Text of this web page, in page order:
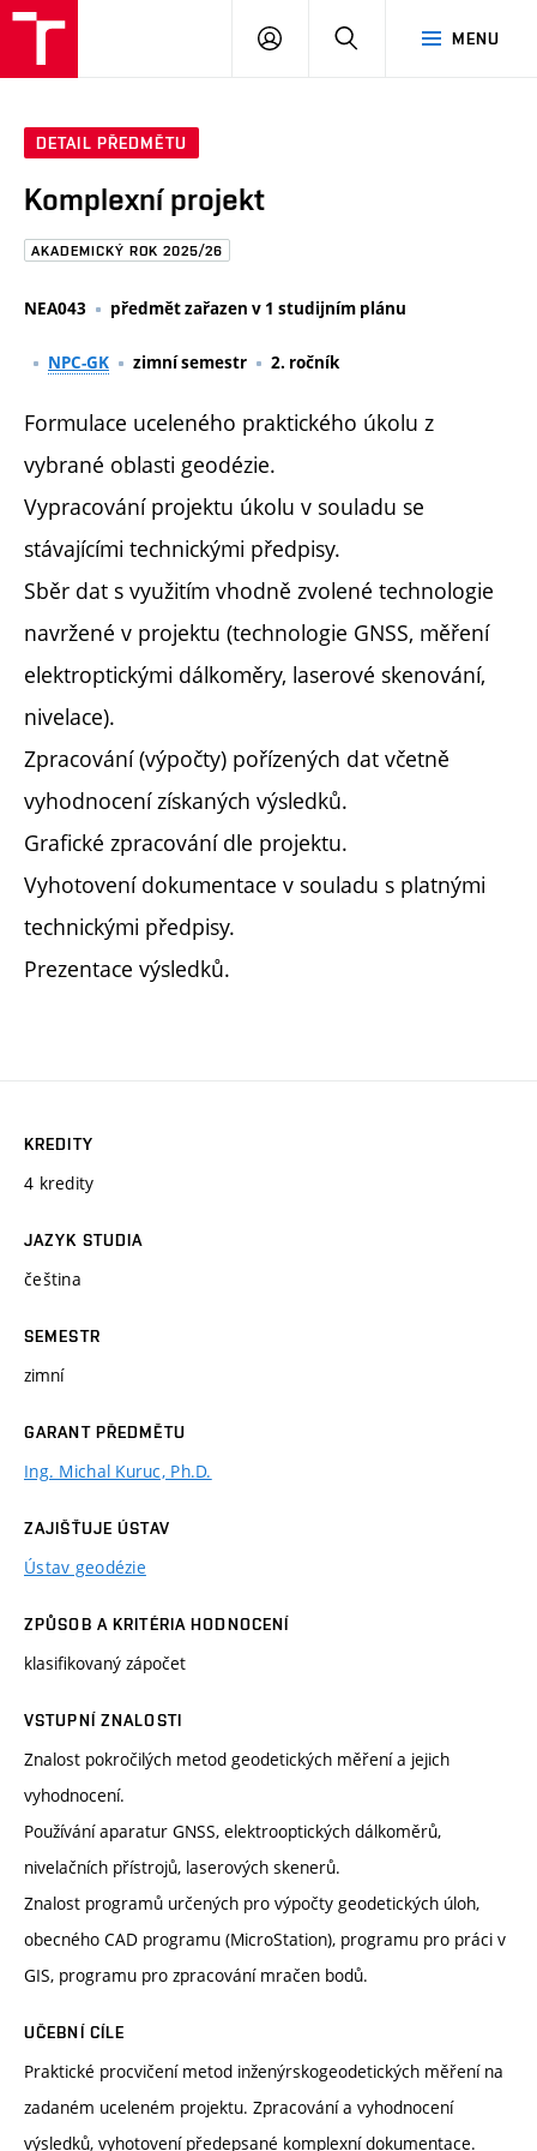
Brno
MENU
PŘIHLÁSIT
DETAIL PŘEDMĚTU
Komplexní projekt
AKADEMICKÝ ROK 2025/26
NEA043 předmět zařazen v 1 studijním plánu
NPC-GK zimní semestr 2. ročník
Formulace uceleného praktického úkolu z
vybrané oblasti geodézie.
Vypracování projektu úkolu v souladu se
stávajícími technickými předpisy.
Sběr dat s využitím vhodně zvolené technologie
navržené v projektu (technologie GNSS, měření
elektroptickými dálkoměry, laserové skenování,
nivelace).
Zpracování (výpočty) pořízených dat včetně
vyhodnocení získaných výsledků.
Grafické zpracování dle projektu.
Vyhotovení dokumentace v souladu s platnými
technickými předpisy.
Prezentace výsledků.
KREDITY
4 kredity
JAZYK STUDIA
čeština
SEMESTR
zimní
GARANT PŘEDMĚTU
Ing. Michal Kuruc, Ph.D.
ZAJIŠŤUJE ÚSTAV
Ústav geodézie
ZPŮSOB A KRITÉRIA HODNOCENÍ
klasifikovaný zápočet
VSTUPNÍ ZNALOSTI
Znalost pokročilých metod geodetických měření a jejich
vyhodnocení.
Používání aparatur GNSS, elektrooptických dálkoměrů,
nivelačních přístrojů, laserových skenerů.
Znalost programů určených pro výpočty geodetických úloh,
obecného CAD programu (MicroStation), programu pro práci v
GIS, programu pro zpracování mračen bodů.
UČEBNÍ CÍLE
Praktické procvičení metod inženýrskogeodetických měření na
zadaném uceleném projektu. Zpracování a vyhodnocení
výsledků, vyhotovení předepsané komplexní dokumentace.